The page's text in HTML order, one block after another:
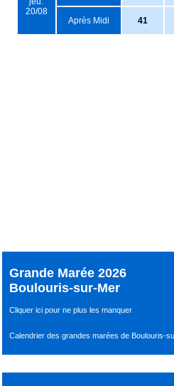
20/08
Après Midi 41
Grande Marée 2026
Boulouris-sur-Mer
Cliquer ici pour ne plus les manquer
Calendrier des grandes marées de Boulouris-